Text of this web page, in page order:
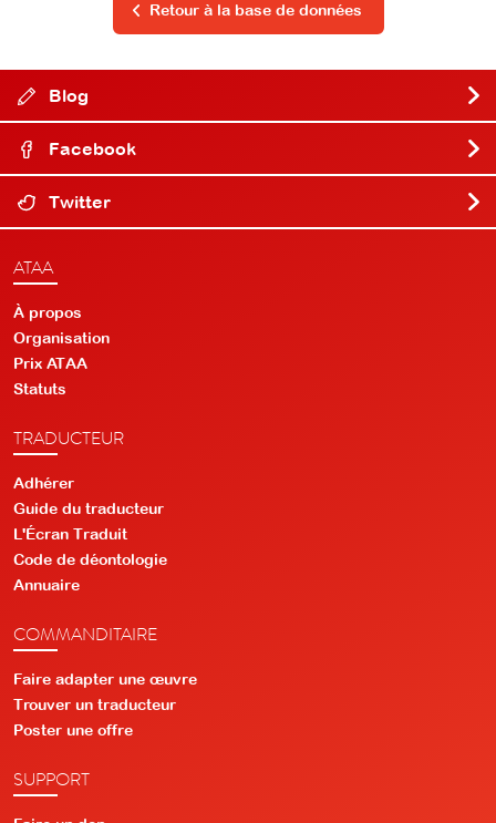
Retour à la base de données
Blog
Facebook
Twitter
ATAA
À propos
Organisation
Prix ATAA
Statuts
TRADUCTEUR
Adhérer
Guide du traducteur
L'Écran Traduit
Code de déontologie
Annuaire
COMMANDITAIRE
Faire adapter une œuvre
Trouver un traducteur
Poster une offre
SUPPORT